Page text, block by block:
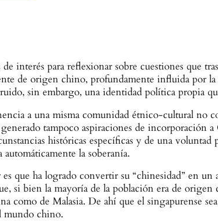
interés para reflexionar sobre cuestiones que
de origen chino, profundamente influida por
sin embargo, una identidad política propia
a una misma comunidad étnico-cultural no
tampoco aspiraciones de incorporación
históricas específicas y de una voluntad
la soberanía.
es que ha logrado convertir su “chinesidad” en
si bien la mayoría de la población era de
de Malasia. De ahí que el singapurense
mundo chino.